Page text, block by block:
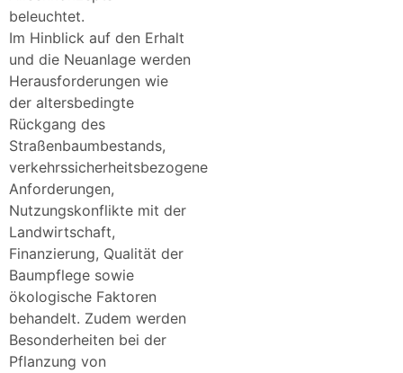
beleuchtet.
Im Hinblick auf den Erhalt
und die Neuanlage werden
Herausforderungen wie
der altersbedingte
Rückgang des
Straßenbaumbestands,
verkehrssicherheitsbezogene
Anforderungen,
Nutzungskonflikte mit der
Landwirtschaft,
Finanzierung, Qualität der
Baumpflege sowie
ökologische Faktoren
behandelt. Zudem werden
Besonderheiten bei der
Pflanzung von